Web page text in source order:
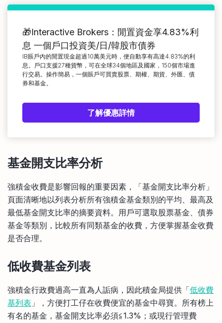
🎁Interactive Brokers：閒置資金享4.83%利
息 一個戶口投資美/日/韓股市債券
IB賬戶內的閒置現金超過10萬美元時，便自動享有高達4.83%的利
息。戶口支援27種貨幣，可在全球34個地區及國家，150個市場進
行交易。操作簡易，一個賬戶可買賣股票、期權、期貨、外匯、債
券和基金。
了解優惠詳情
基金開支比率分析
強積金收費是影響回報的重要因素，「基金開支比率分析」
頁面清晰地以列表分析所有強積金基金類別的平均、最高及
最低基金開支比率的摘要資料。用戶可選取股票基金、債券
基金等類別，比較所有同類基金的收費，方便掌握基金收費
是否合理。
低收費基金列表
強積金行政費過高一直為人詬病，因此積金局提供「低收費
基列表 」，方便打工仔在收費便宜的基金中尋寶。所有榜上
有名的基金，基金開支比率必須≦1.3%；或現行管理費